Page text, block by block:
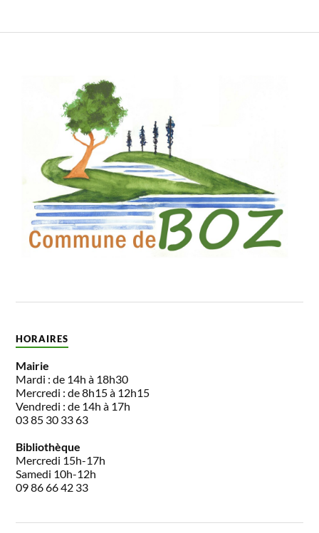
HORAIRES
Mairie
Mardi : de 14h à 18h30
Mercredi : de 8h15 à 12h15
Vendredi : de 14h à 17h
03 85 30 33 63
Bibliothèque
Mercredi 15h-17h
Samedi 10h-12h
09 86 66 42 33